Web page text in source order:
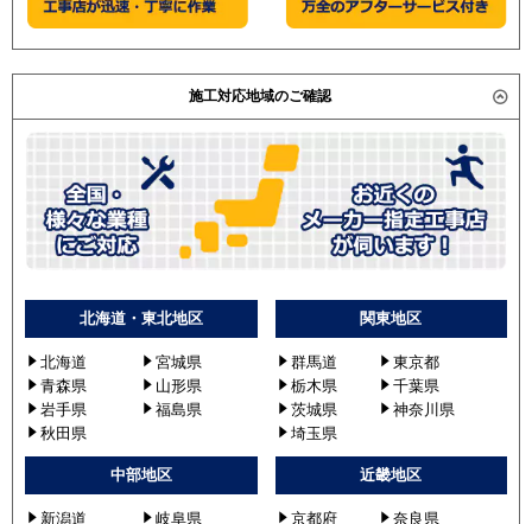
GUXB11213MUB
RUXB11233MU
RUXB11233XU
RUXB11233MUB
GUXB11213PXU
GUXB11213PMUB
三菱電機
PLZX-ZRMP112ELFV
PLZX-ZRMP112EFV
PLZX-ZRMP112ELFR
PLZX-ZRMP112HLF2
PLZX-ZRMP112ELFY
PLZX-ZRMP112EFY
PLZX-ZRMP112ELFZ
PLZX-ZRMP112EFZ
PLZX-ZRMP112HLF3
PLZX-ZRMP112HLF4
は異なります。旧型番は在庫切れの可能性がございま
施工対応地域のご確認
北海道・東北地区
北海道
宮城県
青森県
山形県
岩手県
福島県
秋田県
関東地区
群馬道
東京都
栃木県
千葉県
茨城県
神奈川県
埼玉県
中部地区
新潟道 岐阜県
近畿地区
京都府 奈良県